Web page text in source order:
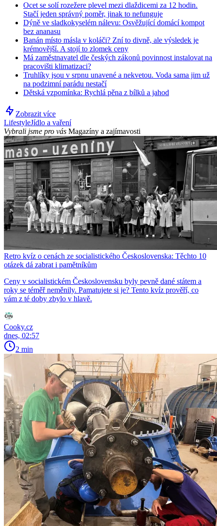
Ocet se solí rozežere plevel mezi dlaždicemi za 12 hodin.
Stačí jeden správný poměr, jinak to nefunguje
Dýně ve sladkokyselém nálevu: Osvěžující domácí kompot
bez ananasu
Banán místo másla v koláči? Zní to divně, ale výsledek je
krémovější. A stojí to zlomek ceny
Má zaměstnavatel dle českých zákonů povinnost instalovat na
pracovišti klimatizaci?
Truhlíky jsou v srpnu unavené a nekvetou. Voda sama jim už
na podzimní parádu nestačí
Dětská vzpomínka: Rychlá pěna z bílků a jahod
Zobrazit více
LifestyleJídlo a vaření
Vybrali jsme pro vás Magazíny a zajímavosti
Retro kvíz o cenách ze socialistického Československa: Těchto 10
otázek dá zabrat i pamětníkům
Ceny v socialistickém Československu byly pevně dané státem a
roky se téměř neměnily. Pamatujete si je? Tento kvíz prověří, co
vám z té doby zbylo v hlavě.
Cooky.cz
dnes, 02:57
2 min